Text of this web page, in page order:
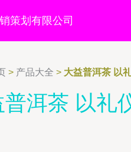
策划有限公司
> 产品大全 > 大益普洱茶 以
普洱茶 以